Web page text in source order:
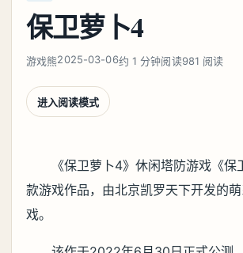
保卫萝卜4
游戏熊2025-03-06约 1 分钟阅读981 阅读
进入阅读模式
《保卫萝卜4》休闲塔防游戏《保
款游戏作品，由北京凯罗天下开发的
戏。